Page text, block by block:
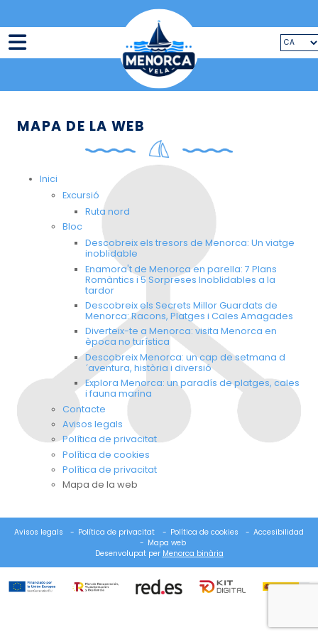
EL VELER
BLOC
ARA
MAPA DE LA WEB
Inici
Excursió
Ruta nord
Bloc
Descobreix els tresors de Menorca: Un viatge
inoblidable
Enamora't de Menorca en parella: 7 Plans
Romàntics i 5 Sorpreses Inoblidables a la
tardor
Descobreix els Secrets Millor Guardats de
Menorca: Racons, Platges i Cales Amagades
Diverteix-te a Menorca: visita Menorca en
època no turística
Descobreix Menorca: un cap de setmana d
´aventura, història i diversió
Explora Menorca: un paradís de platges, cales
i fauna marina
Contacte
Avisos legals
Política de privacitat
Política de cookies
Política de privacitat
Mapa de la web
Avisos legals Política de privacitat Política de cookies
Accesibilidad
Mapa web
Desenvolupat per Menorca binària